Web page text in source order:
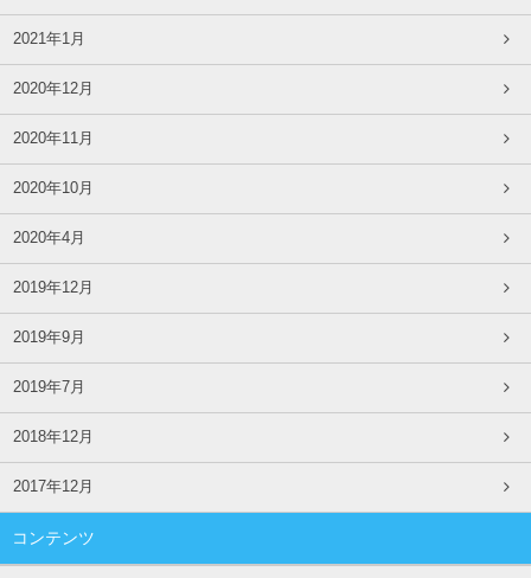
2021年1月
2020年12月
2020年11月
2020年10月
2020年4月
2019年12月
2019年9月
2019年7月
2018年12月
2017年12月
コンテンツ